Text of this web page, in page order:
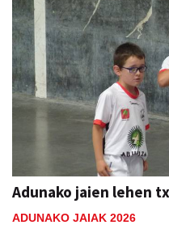
Adunako jaien lehen
ADUNAKO JAIAK 2026